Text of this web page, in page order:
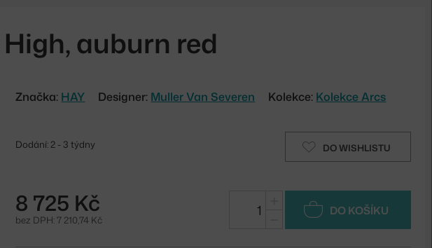
auburn red
Značka: HAY Designer: Muller Van Severen Kolekce: Kolekce Arcs
DO WISHLISTU
Dodání: 2 - 3 týdny
8 725 Kč
bez DPH: 7 210,74 Kč
DO KOŠÍKU